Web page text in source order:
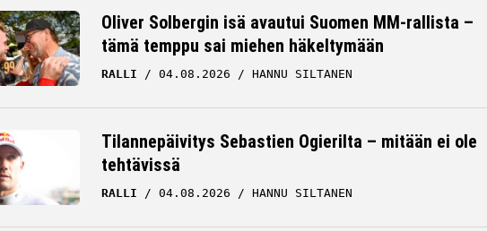
Oliver Solbergin isä avautui Suomen MM-rallista –
tämä temppu sai miehen häkeltymään
RALLI 04.08.2026 HANNU SILTANEN
Tilannepäivitys Sebastien Ogierilta – mitään ei ole
tehtävissä
RALLI 04.08.2026 HANNU SILTANEN